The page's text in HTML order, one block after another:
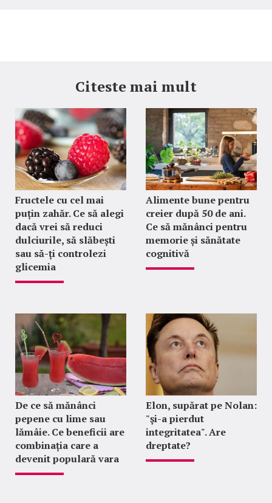
Citeste mai mult
Fructele cu cel mai
puțin zahăr. Ce să alegi
dacă vrei să reduci
dulciurile, să slăbești
sau să-ți controlezi
glicemia
Alimente bune pentru
creier după 50 de ani.
Ce să mănânci pentru
memorie și sănătate
cognitivă
De ce să mănânci
pepene cu lime sau
lămâie. Ce beneficii are
combinația care a
devenit populară vara
Elon, supărat pe Nolan:
"şi-a pierdut
integritatea". Are
dreptate?